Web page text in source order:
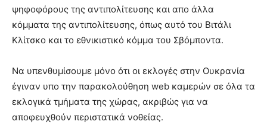
ψηφοφόρους της αντιπολίτευσης και απο άλλα
κόμματα της αντιπολίτευσης, όπως αυτό του Βιτάλι
Κλίτσκο και το εθνικιστικό κόμμα του Σβόμποντα.
Να υπενθυμίσουμε μόνο ότι οι εκλογές στην Ουκρανία
έγιναν υπο την παρακολούθηση web καμερών σε όλα τα
εκλογικά τμήματα της χώρας, ακριβώς για να
αποφευχθούν περιστατικά νοθείας.